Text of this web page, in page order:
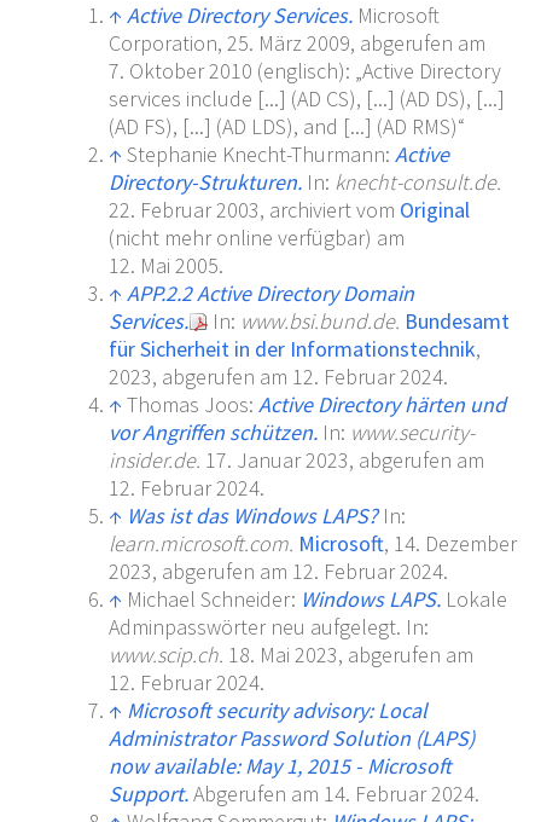
↑Active Directory Services. Microsoft
Corporation, 25. März 2009, abgerufen am
7. Oktober 2010 (englisch): „Active Directory
services include [...] (AD CS), [...] (AD DS), [...]
(AD FS), [...] (AD LDS), and [...] (AD RMS)“
↑Stephanie Knecht-Thurmann: Active
Directory-Strukturen. In: knecht-consult.de.
22. Februar 2003, archiviertvom Original
(nicht mehr online verfügbar) am
12. Mai 2005.
↑APP.2.2 Active Directory Domain
Services.
In: www.bsi.bund.de. Bundesamt
für Sicherheit in der Informationstechnik,
2023, abgerufen am 12. Februar 2024.
↑Thomas Joos: Active Directory härten und
vor Angriffen schützen. In: www.security-
insider.de. 17. Januar 2023, abgerufen am
12. Februar 2024.
↑ Was ist das Windows LAPS? In:
learn.microsoft.com. Microsoft, 14. Dezember
2023, abgerufen am 12. Februar 2024.
↑ Michael Schneider: Windows LAPS. Lokale
Adminpasswörter neu aufgelegt. In:
www.scip.ch. 18. Mai 2023, abgerufen am
12. Februar 2024.
↑ Microsoft security advisory: Local
Administrator Password Solution (LAPS)
now available: May 1, 2015 - Microsoft
Support.Abgerufen am 14. Februar 2024.